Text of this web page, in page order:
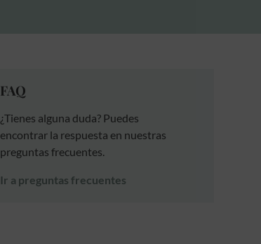
FAQ
¿Tienes alguna duda? Puedes
encontrar la respuesta en nuestras
preguntas frecuentes.
Ir a preguntas frecuentes